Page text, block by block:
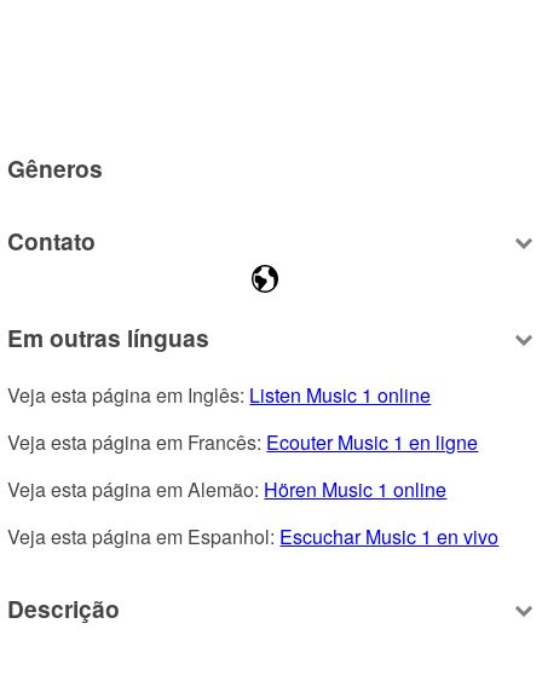
Gêneros
Contato
Em outras línguas
Veja esta página em Inglês: Listen Music 1 online
Veja esta página em Francês: Ecouter Music 1 en ligne
Veja esta página em Alemão: Hören Music 1 online
Veja esta página em Espanhol: Escuchar Music 1 en vivo
Descrição